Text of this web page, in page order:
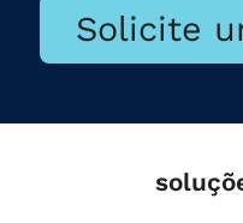
Solicite